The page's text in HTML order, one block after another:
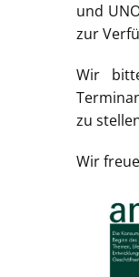
und
zur
Wir
zu
Wir